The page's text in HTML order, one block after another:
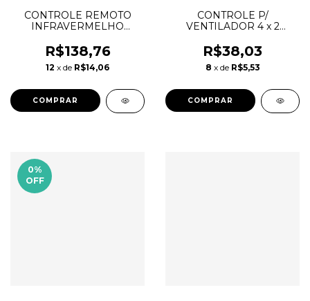
CONTROLE REMOTO
INFRAVERMELHO
R$138,76
12 x de R$14,06
CONTROLE P/
VENTILADOR 4 x 2
LAMPADAS
R$38,03
8 x de R$5,53
0%
OFF